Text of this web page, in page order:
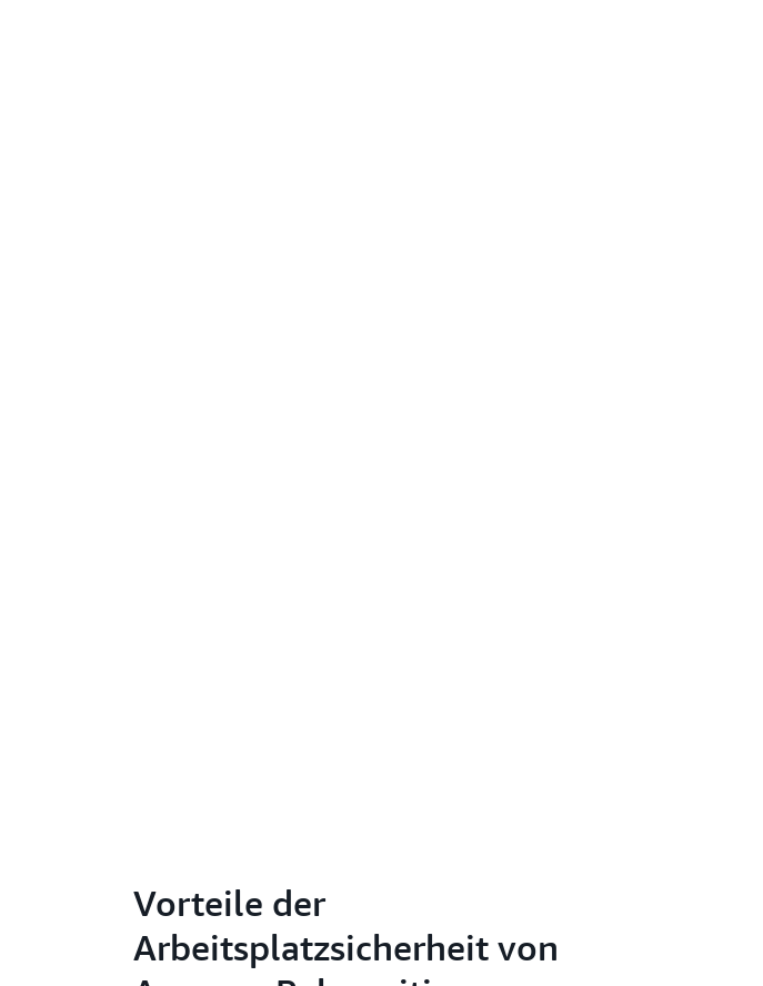
Vorteile der
Arbeitsplatzsicherheit von